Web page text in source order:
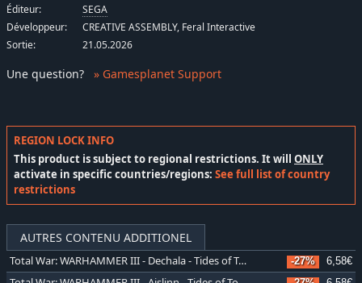
REGION LOCK INFO
This product is subject to regional restrictions. It will ONLY
activate in specific countries/regions: See full list of country
restrictions
AUTRES CONTENU ADDITIONEL
Total War: WARHAMMER III - Dechala - Tides of Torment -27% 6,58€
Éditeur:
SEGA
Développeur:
CREATIVE ASSEMBLY, Feral Interactive
Sortie:
21.05.2026
Une question? » Gamesplanet Support